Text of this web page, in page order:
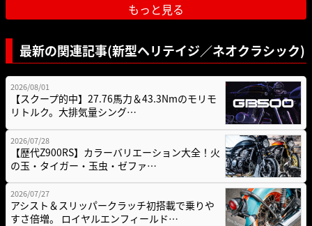
もっと見る
最新の関連記事(新型ヘリテイジ／ネオクラシック)
2026/08/01
【スクープ的中】27.76馬力＆43.3Nmのモリモ
リトルク。大排気量シング…
2026/07/28
【歴代Z900RS】カラーバリエーション大全！火
の玉・タイガー・玉虫・ゼファ…
2026/07/27
アシスト＆スリッパークラッチ初搭載で乗りや
すさ倍増。 ロイヤルエンフィールド…